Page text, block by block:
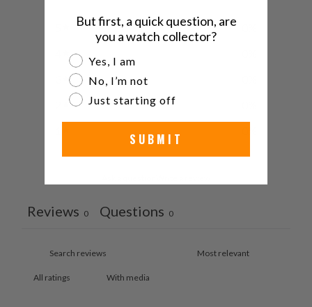
Reviews 0 Questions 0
With media
But first, a quick question, are
you a watch collector?
Are you a watch collector?
Yes, I am
No, I’m not
Just starting off
SUBMIT